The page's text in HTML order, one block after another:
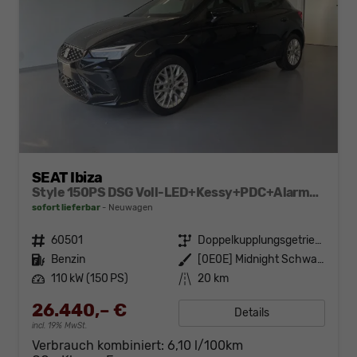
SEAT Ibiza
Style 150PS DSG Voll-LED+Kessy+PDC+Alarm+Navi+Pano+Sound+Kamera+GV5
sofort lieferbar Neuwagen
Fahrzeugnr. 60501 Getriebe
Doppelkupplungsgetriebe (DSG)
Kraftstoff Benzin Außenfarbe
[0E0E] Midnight Schwarz Metallic
Leistung 110 kW (150 PS) Kilometerstand 20 km
26.440,– €
incl. 19% MwSt.
Details
Verbrauch kombiniert: 6,10 l/100km